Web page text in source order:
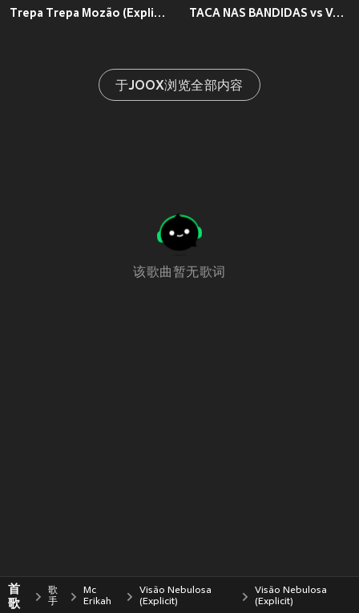
Trepa Trepa Mozão (Explicit) TACA NAS BANDIDAS vs VAI NO CHÃO (Explicit)
于JOOX浏览全部内容
该歌曲暂无歌词
首
歌
歌
手
Mc
Erikah
Visão Nebulosa
(Explicit)
Visão Nebulosa
(Explicit)